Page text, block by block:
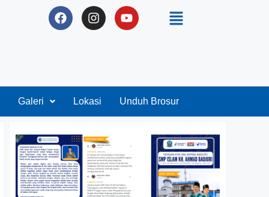
Galeri Lokasi Unduh Brosur